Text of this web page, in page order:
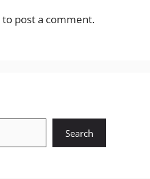
to post a comment.
Search